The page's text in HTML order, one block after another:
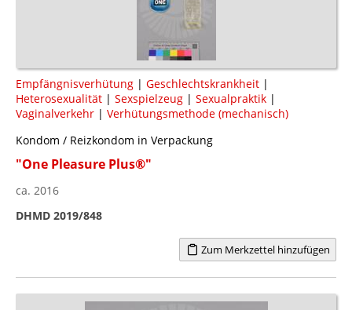
Empfängnisverhütung | Geschlechtskrankheit |
Heterosexualität | Sexspielzeug | Sexualpraktik |
Vaginalverkehr | Verhütungsmethode (mechanisch)
Kondom / Reizkondom in Verpackung
"One Pleasure Plus®"
ca. 2016
DHMD 2019/848
Zum Merkzettel hinzufügen